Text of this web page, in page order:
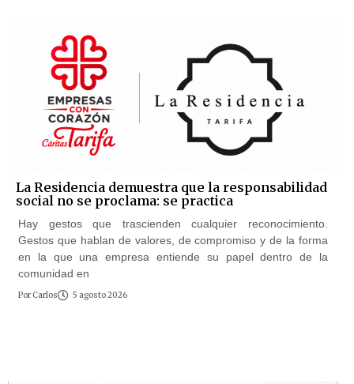
La Residencia demuestra que la responsabilidad
social no se proclama: se practica
Hay gestos que trascienden cualquier reconocimiento.
Gestos que hablan de valores, de compromiso y de la forma
en la que una empresa entiende su papel dentro de la
comunidad en
Por Carlos 5 agosto 2026